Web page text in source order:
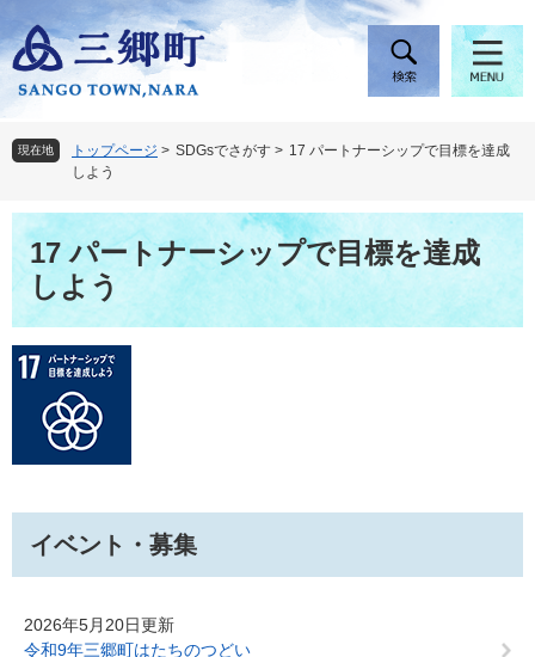
ー
ジ
頭
で
。
ニ
ュ
飛
ば
て
へ
現在地 トップページ > SDGsでさがす > 17 パートナーシップで目標を達成
しよう
17 パートナーシップで目標を達成
しよう
イベント・募集
2026年5月20日更新
令和9年三郷町はたちのつどい